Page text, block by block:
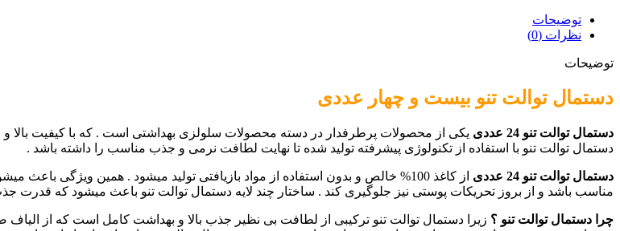
توضیحات
نظرات (0)
توضیحات
دستمال توالت تنو بیست و چهار عددی
دستمال توالت تنو 24 عددی
یکی از محصولات پرطرفدار در دسته محصولات سلولزی بهداشتی است . که با کیفیت بالا
دستمال توالت تنو با استفاده از تکنولوژی پیشرفته تولید شده تا نهایت لطافت نرمی و جذب مناسب را داشته باشد .
دستمال توالت تنو 24 عددی
از کاغذ 100% خالص و بدون استفاده از مواد بازیافتی تولید میشود . همین
مناسب باشد و از بروز تحریکات پوستی نیز جلوگیری کند . ساختار چند لایه دستمال توالت تنو باعث میشود که قدرت
چرا دستمال توالت تنو ؟ زیرا دستمال توالت تنو ترکیبی از لطافت بی نظیر جذب بالا و بهداشت کامل است که از